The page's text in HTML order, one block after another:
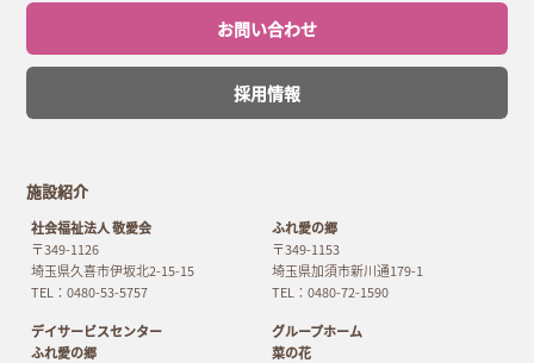
お問い合わせ
採用情報
施設紹介
社会福祉法人 敬愛会
〒349-1126
埼玉県久喜市伊坂北2-15-15
TEL：0480-53-5757
ふれ愛の郷
〒349-1153
埼玉県加須市新川通179-1
TEL：0480-72-1590
デイサービスセンター
ふれ愛の郷
グループホーム
菜の花